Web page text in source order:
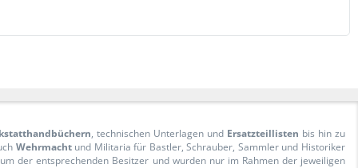
, technischen Unterlagen und Ersatzteillisten bis hin zu
Wehrmachtund Militaria für Bastler, Schrauber, Sammler und Historiker
der entsprechenden Besitzer und wurden nur im Rahmen der jeweiligen